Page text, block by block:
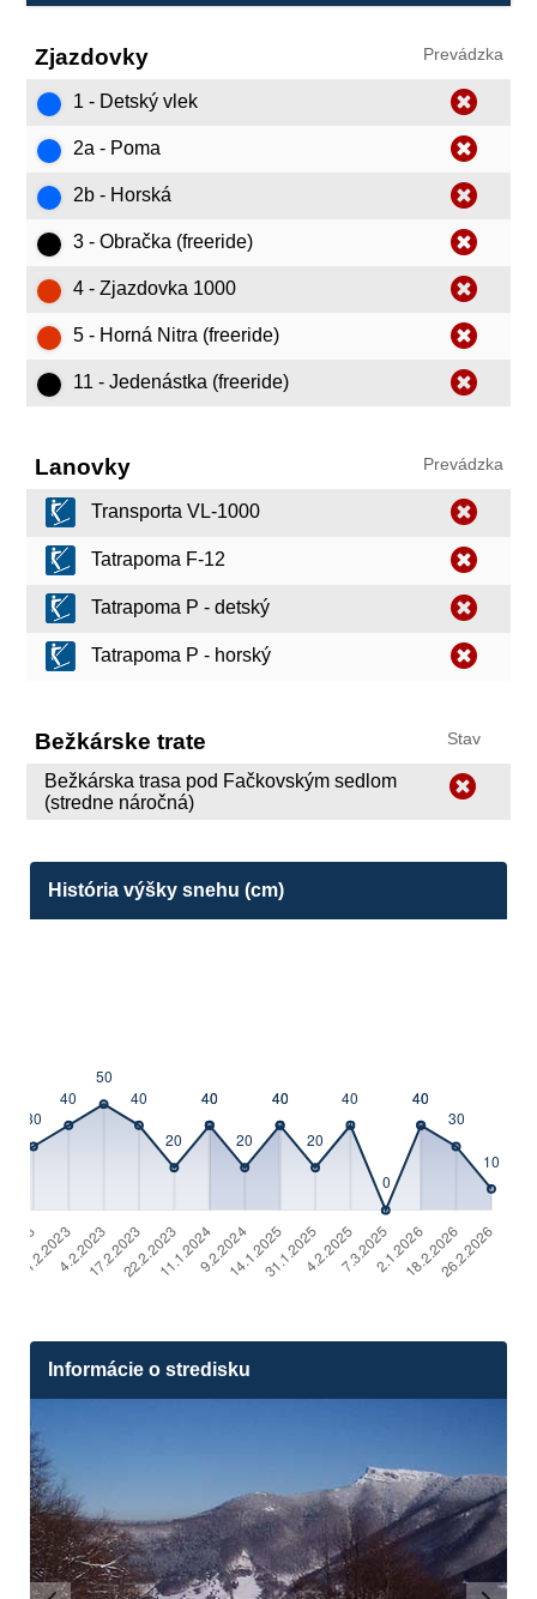
Zjazdovky Prevádzka
1 - Detský vlek
2a - Poma
2b - Horská
3 - Obračka (freeride)
4 - Zjazdovka 1000
5 - Horná Nitra (freeride)
11 - Jedenástka (freeride)
Lanovky Prevádzka
Transporta VL-1000
Tatrapoma F-12
Tatrapoma P - detský
Tatrapoma P - horský
Bežkárske trate Stav
Bežkárska trasa pod Fačkovským sedlom
(stredne náročná)
História výšky snehu (cm)
Informácie o stredisku